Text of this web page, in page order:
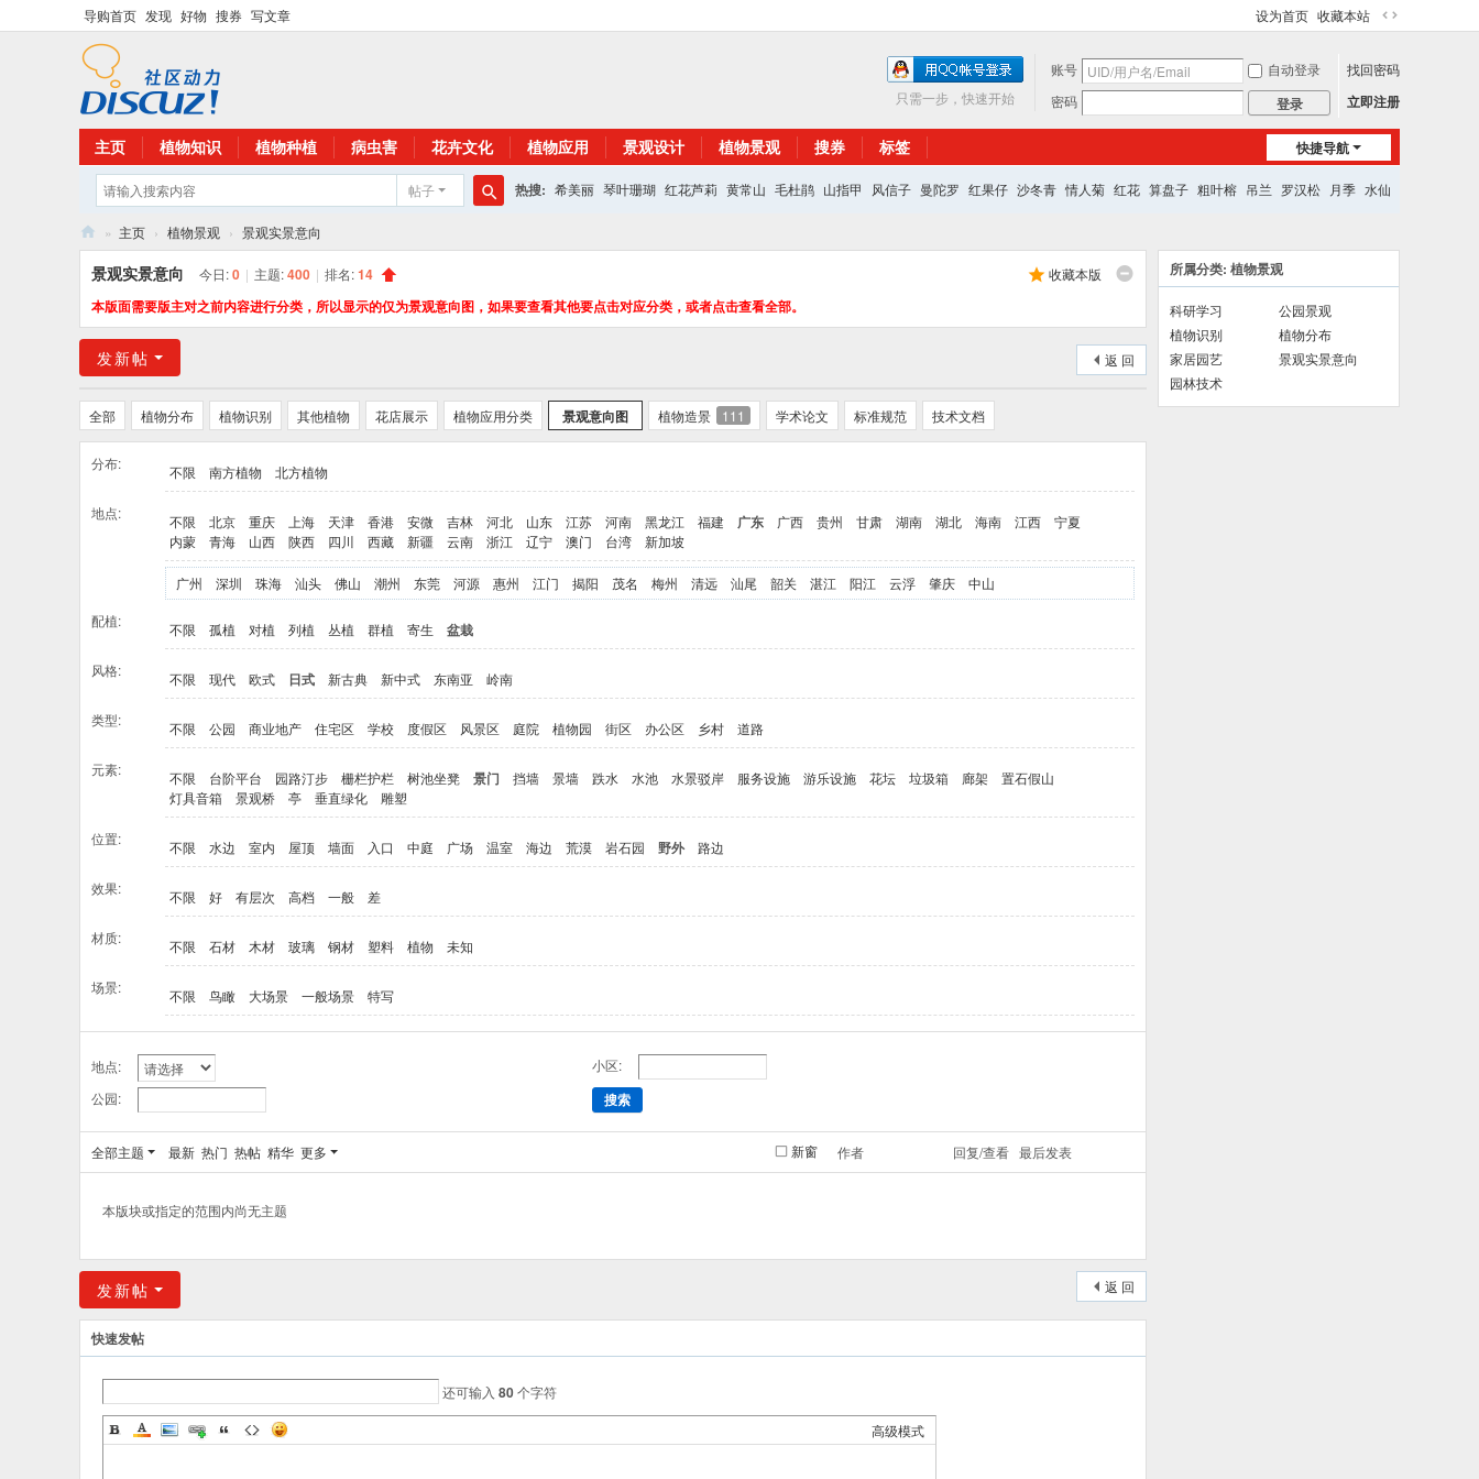
导购首页 发现 好物 搜券 写文章 设为首页 收藏本站
切
到
宽
版
账号 自动登录
找回密码
密码
登录 立即注册
只需一步，快速开始
快捷导航
主页 植物知识 植物种植 病虫害 花卉文化 植物应用 景观设计 植物景观 搜券 标签
帖子
索
热搜: 希美丽 琴叶珊瑚 红花芦莉 黄常山 毛杜鹃 山指甲 风信子 曼陀罗 红果仔 沙冬青 情人菊 红花 算盘子 粗叶榕 吊兰 罗汉松 月季 水仙
花
植
» 主页 › 植物景观 › 景观实景意向
收藏本版
景观实景意向 今日:0 | 主题:400 | 排名:14
本版面需要版主对之前内容进行分类，所以显示的仅为景观意向图，如果要查看其他要点击对应分类，或者点击查看全部。
返 回
发新帖
全部 植物分布 植物识别 其他植物 花店展示 植物应用分类 景观意向图 植物造景 111 学术论文 标准规范 技术文档
分布: 不限 南方植物 北方植物
地点: 不限 北京 重庆 上海 天津 香港 安微 吉林 河北 山东 江苏 河南 黑龙江 福建 广东 广西 贵州 甘肃 湖南 湖北 海南 江西
宁夏
内蒙
青海 山西 陕西 四川 西藏 新疆 云南 浙江 辽宁 澳门 台湾 新加坡
广州 深圳 珠海 汕头 佛山 潮州 东莞 河源 惠州 江门 揭阳 茂名 梅州 清远 汕尾 韶关 湛江 阳江 云浮 肇庆
中山
配植:
不限 孤植 对植 列植 丛植 群植 寄生 盆栽
风格: 不限 现代 欧式 日式 新古典 新中式 东南亚 岭南
类型: 不限 公园 商业地产 住宅区 学校 度假区 风景区 庭院 植物园 街区 办公区 乡村 道路
元素: 不限 台阶平台 园路汀步 栅栏护栏 树池坐凳 景门 挡墙 景墙 跌水 水池 水景驳岸 服务设施 游乐设施 花坛 垃圾箱 廊架
置石假山
灯具音箱
景观桥 亭 垂直绿化 雕塑
位置: 不限 水边 室内 屋顶 墙面 入口 中庭 广场 温室 海边 荒漠 岩石园 野外 路边
效果: 不限 好 有层次 高档 一般 差
材质: 不限 石材 木材 玻璃 钢材 塑料 植物 未知
场景: 不限 鸟瞰 大场景 一般场景 特写
地点:
小区:
公园:
搜索
新窗
全部主题 最新 热门 热帖 精华 更多 作者 回复/查看 最后发表
本版块或指定的范围内尚无主题
返 回
发新帖
快速发帖
还可输入 80个字符
高级模式
所属分类: 植物景观
科研学习
公园景观
植物识别
植物分布
家居园艺
景观实景意向
园林技术